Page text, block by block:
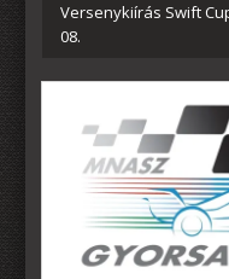
Versenykiírás Swift
08.